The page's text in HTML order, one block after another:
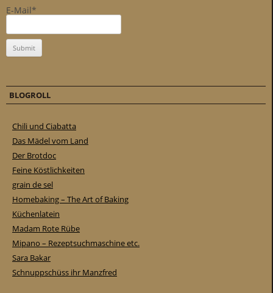
E-Mail*
BLOGROLL
Chili und Ciabatta
Das Mädel vom Land
Der Brotdoc
Feine Köstlichkeiten
grain de sel
Homebaking – The Art of Baking
Küchenlatein
Madam Rote Rübe
Mipano – Rezeptsuchmaschine etc.
Sara Bakar
Schnuppschüss ihr Manzfred